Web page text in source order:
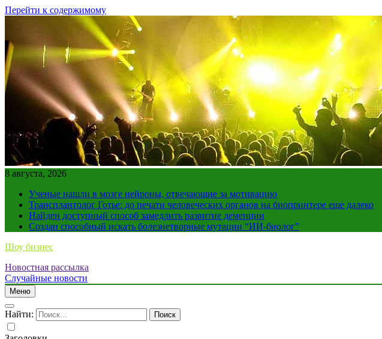
Перейти к содержимому
8 августа, 2026
Ученые нашли в мозге нейроны, отвечающие за мотивацию
Трансплантолог Готье: до печати человеческих органов на биопринтере еще далеко
Найден доступный способ замедлить развитие деменции
Создан способный искать болезнетворные мутации “ИИ-биолог”
Шоу бизнес
Новостная рассылка
Случайные новости
Меню
Найти: